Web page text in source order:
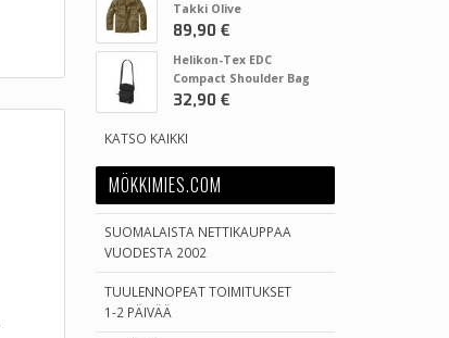
Takki Olive
89,90 €
Helikon-Tex EDC
Compact Shoulder Bag
32,90 €
KATSO KAIKKI
MÖKKIMIES.COM
SUOMALAISTA NETTIKAUPPAA
VUODESTA 2002
TUULENNOPEAT TOIMITUKSET
1-2 PÄIVÄÄ